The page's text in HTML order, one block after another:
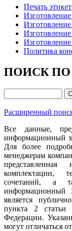
Печать
Политика
ПОИСК ПО
Расширенный
Все данные,
информационный
Для более
менеджерам
комплектации,
сочетаний, а
информационный
является
пункта 2 статьи
Федерации.
могут отличаться